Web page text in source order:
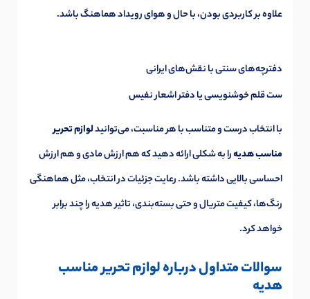
علاوه بر کاربردی بودن، با حال و هوای رویداد هماهنگ باشد.
دفترچه‌های سنتی با نقش‌های ایرانی
ست قلم خوشنویسی یا دفتر اشعار نفیس
با انتخاب درست و متناسب با هر مناسبت، می‌توانیدلوازم تحریر
مناسب هدیهرا به شکلی ارائه دهید که هم ارزش مادی و هم ارزش
احساسی بالایی داشته باشد. رعایت جزئیات در انتخاب، مثل هماهنگی
رنگ‌ها، کیفیت متریال و حتی بسته‌بندی، تاثیر هدیه را چند برابر
خواهد کرد.
سوالات متداول درباره لوازم تحریر مناسب
هدیه